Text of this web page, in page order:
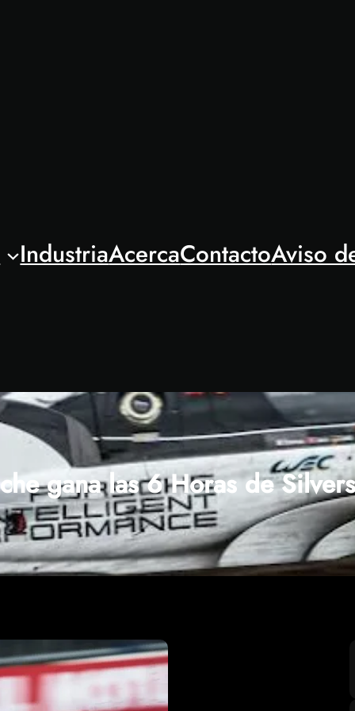
IndustriaAcercaContactoAviso
gana las 6 Horas de